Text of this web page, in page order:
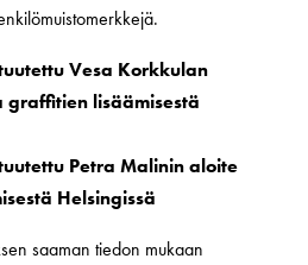
Vesa Korkkulan
lisäämisestä
Petra Malinin aloite
Helsingissä
saaman tiedon mukaan